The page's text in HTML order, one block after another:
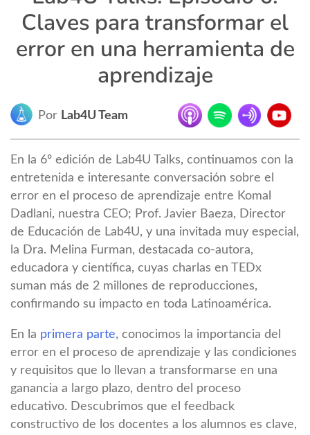
Claves para transformar el
error en una herramienta de
aprendizaje
Por Lab4U Team
En la 6º edición de Lab4U Talks, continuamos con la
entretenida e interesante conversación sobre el
error en el proceso de aprendizaje entre Komal
Dadlani, nuestra CEO; Prof. Javier Baeza, Director
de Educación de Lab4U, y una invitada muy especial,
la Dra. Melina Furman, destacada co-autora,
educadora y científica, cuyas charlas en TEDx
suman más de 2 millones de reproducciones,
confirmando su impacto en toda Latinoamérica.
En la primera parte, conocimos la importancia del
error en el proceso de aprendizaje y las condiciones
y requisitos que lo llevan a transformarse en una
ganancia a largo plazo, dentro del proceso
educativo. Descubrimos que el feedback
constructivo de los docentes a los alumnos es clave,